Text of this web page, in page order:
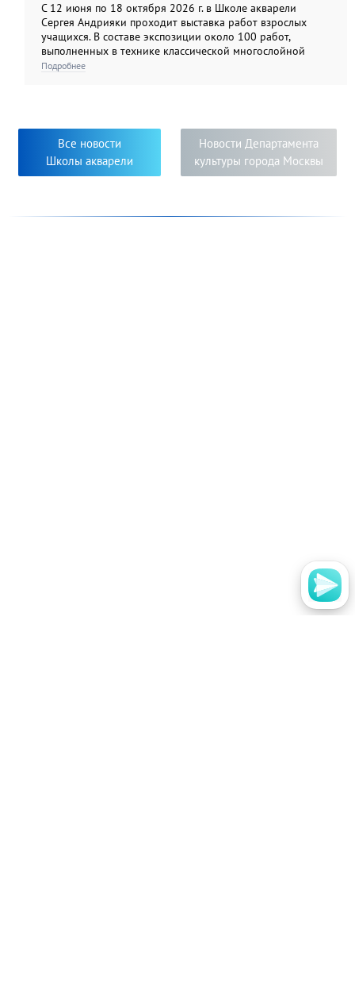
С 12 июня по 18 октября 2026 г. в Школе акварели
Сергея Андрияки проходит выставка работ взрослых
учащихся. В составе экспозиции около 100 работ,
выполненных в технике классической многослойной
акварели, а также гризайли и карандашом. Экспозиция
новизна исполнения работ свидетельствуют о серьёзном
творческом погружении в мир изобразительного
искусства педагогов и их учеников.
Подробнее
Все новости
Школы акварели
Новости Департамента
культуры города Москвы